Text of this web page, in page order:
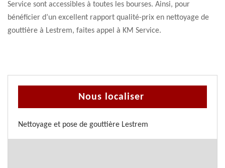
Service sont accessibles à toutes les bourses. Ainsi, pour
bénéficier d’un excellent rapport qualité-prix en nettoyage de
gouttière à Lestrem, faites appel à KM Service.
Nous localiser
Nettoyage et pose de gouttière Lestrem